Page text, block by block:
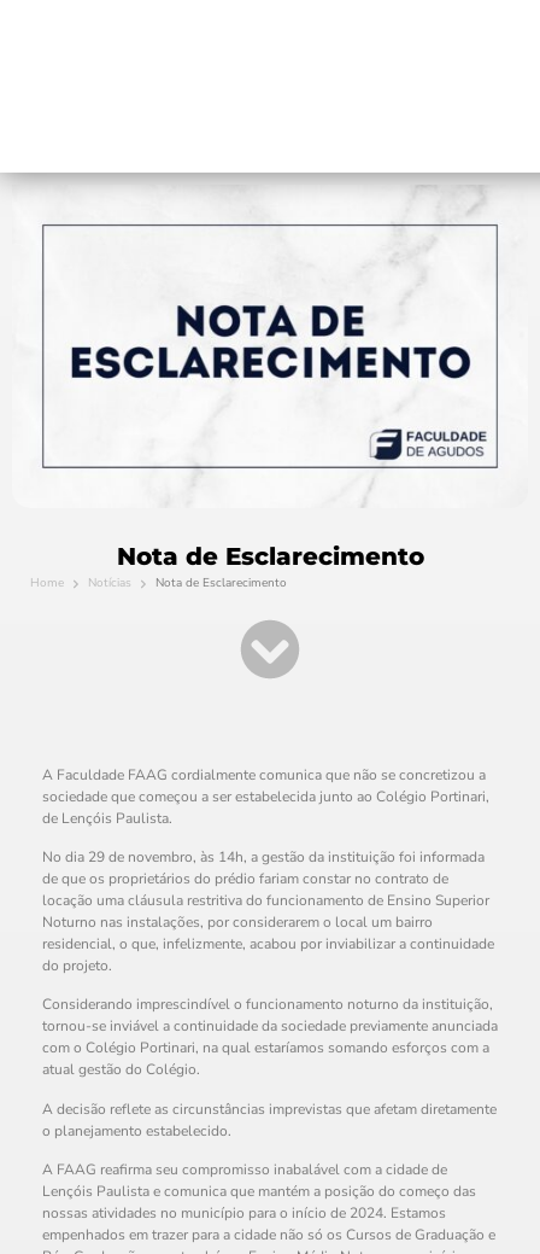
Nota de Esclarecimento
Home Notícias Nota de Esclarecimento
A Faculdade FAAG cordialmente comunica que não se concretizou a
sociedade que começou a ser estabelecida junto ao Colégio Portinari,
de Lençóis Paulista.
No dia 29 de novembro, às 14h, a gestão da instituição foi informada
de que os proprietários do prédio fariam constar no contrato de
locação uma cláusula restritiva do funcionamento de Ensino Superior
Noturno nas instalações, por considerarem o local um bairro
residencial, o que, infelizmente, acabou por inviabilizar a continuidade
do projeto.
Considerando imprescindível o funcionamento noturno da instituição,
tornou-se inviável a continuidade da sociedade previamente anunciada
com o Colégio Portinari, na qual estaríamos somando esforços com a
atual gestão do Colégio.
A decisão reflete as circunstâncias imprevistas que afetam diretamente
o planejamento estabelecido.
A FAAG reafirma seu compromisso inabalável com a cidade de
Lençóis Paulista e comunica que mantém a posição do começo das
nossas atividades no município para o início de 2024. Estamos
empenhados em trazer para a cidade não só os Cursos de Graduação e